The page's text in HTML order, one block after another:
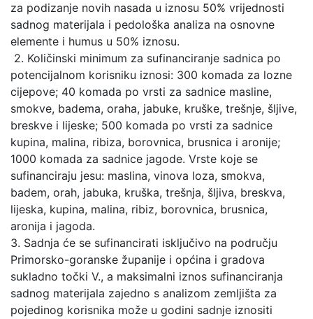
za podizanje novih nasada u iznosu 50% vrijednosti
sadnog materijala i pedološka analiza na osnovne
elemente i humus u 50% iznosu.
2. Količinski minimum za sufinanciranje sadnica po
potencijalnom korisniku iznosi: 300 komada za lozne
cijepove; 40 komada po vrsti za sadnice masline,
smokve, badema, oraha, jabuke, kruške, trešnje, šljive,
breskve i lijeske; 500 komada po vrsti za sadnice
kupina, malina, ribiza, borovnica, brusnica i aronije;
1000 komada za sadnice jagode. Vrste koje se
sufinanciraju jesu: maslina, vinova loza, smokva,
badem, orah, jabuka, kruška, trešnja, šljiva, breskva,
lijeska, kupina, malina, ribiz, borovnica, brusnica,
aronija i jagoda.
3. Sadnja će se sufinancirati isključivo na području
Primorsko-goranske županije i općina i gradova
sukladno točki V., a maksimalni iznos sufinanciranja
sadnog materijala zajedno s analizom zemljišta za
pojedinog korisnika može u godini sadnje iznositi